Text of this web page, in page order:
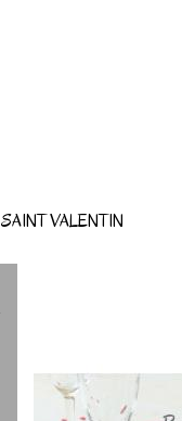
SAINT VALENTIN